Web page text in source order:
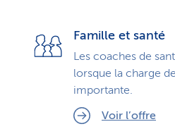
Famille et santé
Les coaches de
lorsque la charge
importante.
Voir l’offre